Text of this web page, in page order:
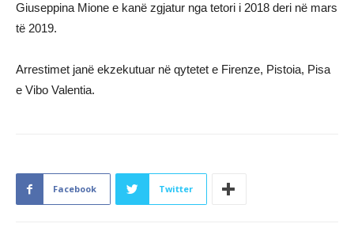
Giuseppina Mione e kanë zgjatur nga tetori i 2018 deri në mars
të 2019.
Arrestimet janë ekzekutuar në qytetet e Firenze, Pistoia, Pisa
e Vibo Valentia.
Facebook Twitter